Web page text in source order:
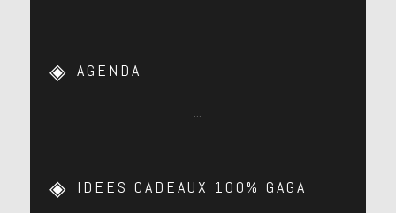
AGENDA
IDEES CADEAUX 100% GAGA